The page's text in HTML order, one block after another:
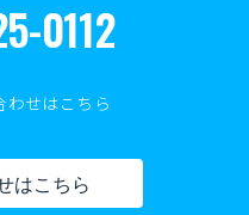
0112
わせはこちら
はこちら